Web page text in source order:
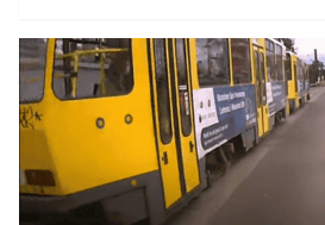
happy endem, kundelek
Gdyby nie złodziej, który
Pipi nadal by żyła.Był
jednej z ulic w Bytomiu doszło
udziałem 16-letniego kundelka
Zwierzę nie widziało już zbyt
było jeszcze ciemno. W
zniknął, a zaniepokojony